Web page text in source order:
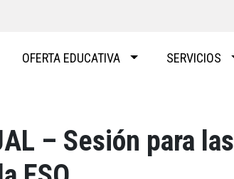
OFERTA EDUCATIVA SERVICIOS
– Sesión para las